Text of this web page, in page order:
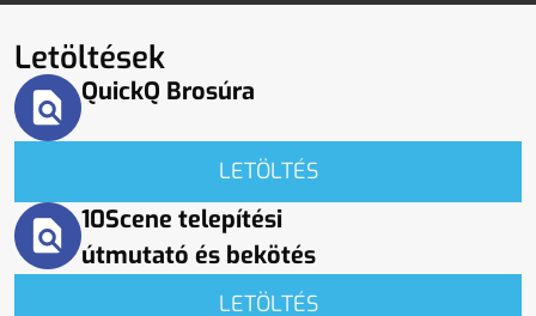
Letöltések
QuickQ Brosúra
LETÖLTÉS
10Scene telepítési
útmutató és bekötés
LETÖLTÉS